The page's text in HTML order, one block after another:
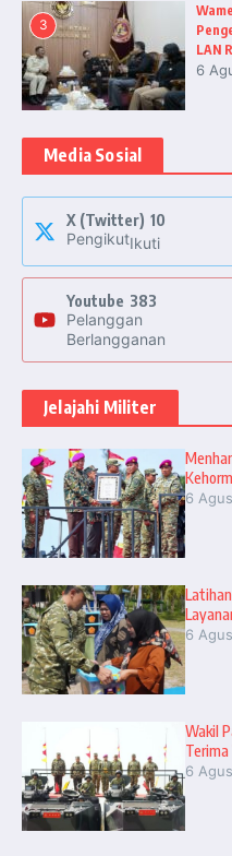
3
LAN
6
Media Sosial
X (Twitter) 10
PengikutIkuti
Youtube 383
Pelanggan
Berlangganan
Jelajahi Militer
6
6
Wakil
6